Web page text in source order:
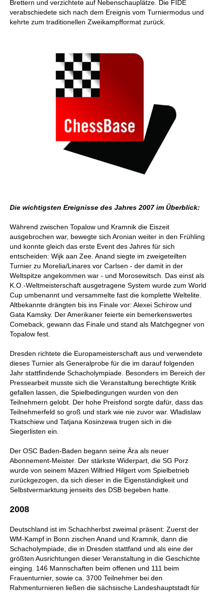
Brettern und verzichtete auf Nebenschauplätze. Die FIDE
verabschiedete sich nach dem Ereignis vom Turniermodus und
kehrte zum traditionellen Zweikampfformat zurück.
Die wichtigsten Ereignisse des Jahres 2007 im Überblick:
Während zwischen Topalow und Kramnik die Eiszeit
ausgebrochen war, bewegte sich Aronian weiter in den Frühling
und konnte gleich das erste Event des Jahres für sich
entscheiden: Wijk aan Zee. Anand siegte im zweigeteilten
Turnier zu Morelia/Linares vor Carlsen - der damit in der
Weltspitze angekommen war - und Morosewitsch. Das einst als
K.O.-Weltmeisterschaft ausgetragene System wurde zum World
Cup umbenannt und versammelte fast die komplette Weltelite.
Altbekannte drängten bis ins Finale vor: Alexei Schirow und
Gata Kamsky. Der Amerikaner feierte ein bemerkenswertes
Comeback, gewann das Finale und stand als Matchgegner von
Topalow fest.
Dresden richtete die Europameisterschaft aus und verwendete
dieses Turnier als Generalprobe für die im darauf folgenden
Jahr stattfindende Schacholympiade. Besonders im Bereich der
Pressearbeit musste sich die Veranstaltung berechtigte Kritik
gefallen lassen, die Spielbedingungen wurden von den
Teilnehmern gelobt. Der hohe Preisfond sorgte dafür, dass das
Teilnehmerfeld so groß und stark wie nie zuvor war. Wladislaw
Tkatschiew und Tatjana Kosinzewa trugen sich in die
Siegerlisten ein.
Der OSC Baden-Baden begann seine Ära als neuer
Abonnement-Meister. Der stärkste Widerpart, die SG Porz
wurde von seinem Mäzen Wilfried Hilgert vom Spielbetrieb
zurückgezogen, da sich dieser in die Eigenständigkeit und
Selbstvermarktung jenseits des DSB begeben hatte.
2008
Deutschland ist im Schachherbst zweimal präsent: Zuerst der
WM-Kampf in Bonn zischen Anand und Kramnik, dann die
Schacholympiade, die in Dresden stattfand und als eine der
größten Ausrichtungen dieser Veranstaltung in die Geschichte
einging. 146 Mannschaften beim offenen und 111 beim
Frauenturnier, sowie ca. 3700 Teilnehmer bei den
Rahmenturnieren ließen die sächsische Landeshauptstadt für